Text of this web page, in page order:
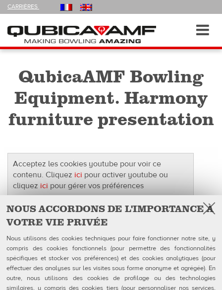
NOUS ACCORDONS DE L'IMPORTANCE À
VOTRE VIE PRIVÉE
Nous utilisons des cookies techniques pour faire fonctionner notre site, y
compris des cookies fonctionnels (pour permettre des fonctionnalités
spécifiques et stocker vos préférences) et des cookies analytiques (pour
effectuer des analyses sur les visites sous forme anonyme et agrégée). En
outre, nous utilisons des cookies de profilage ou des technologies
similaires, y compris des cookies tiers (pour personnaliser nos services,
CARRIÈRES
FOLLOW
US
Navigation
QubicaAMF Bowling
Equipment. Harmony
furniture presentation
Acceptez les cookies youtube pour voir ce
contenu. Cliquez ici pour activer youtube ou
cliquez ici pour gérer vos préférences
QubicaAMF Canada inc
100-1025 avenue Godin
Québec, QC
Canada G1M 2X5
Tél: 418-650-2425
U.S. Headquarters
QubicaAMF Worldwide LLC
8100 AMF Drive
Mechanicsville, VA 23111-USA
Ph. (804) 569-1000
Follow Us on
Facebook